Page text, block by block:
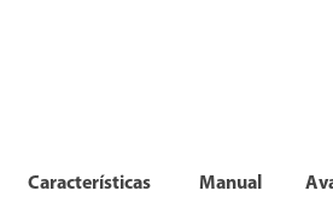
Características Manual